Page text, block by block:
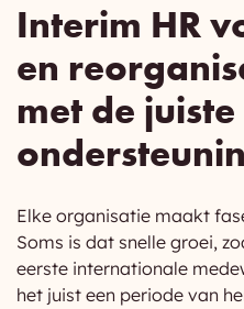
Interim HR
en
met de juiste
Elke organisatie maakt
Soms is dat snelle groei,
eerste internationale
het juist een periode van